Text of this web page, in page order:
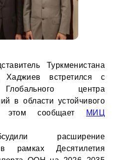
Туркменистана
встретился с
центра
в области устойчивого
этом сообщает
МИЦ
расширение
в рамках Десятилетия